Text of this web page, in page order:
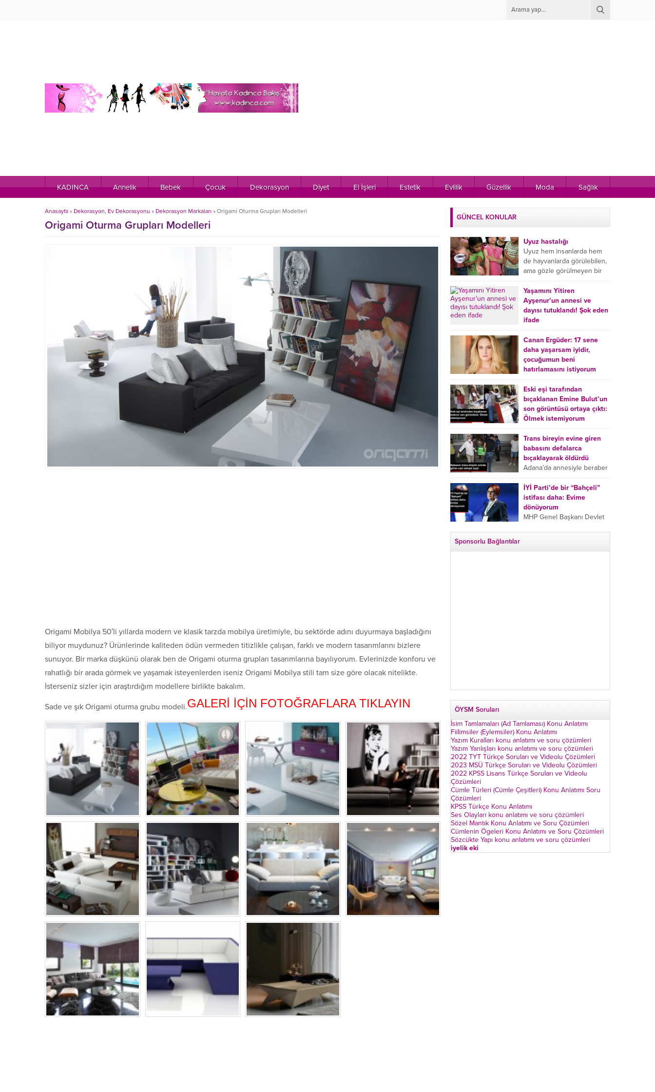
KADINCA Annelik Bebek Çocuk Dekorasyon Diyet El İşleri Estetik Evlilik Güzellik Moda Sağlık
Anasayfa » Dekorasyon, Ev Dekorasyonu » Dekorasyon Markaları » Origami Oturma Grupları Modelleri
Origami Oturma Grupları Modelleri
Origami Mobilya 50′li yıllarda modern ve klasik tarzda mobilya üretimiyle, bu sektörde adını duyurmaya başladığını
biliyor muydunuz? Ürünlerinde kaliteden ödün vermeden titizlikle çalışan, farklı ve modern tasarımlarını bizlere
sunuyor. Bir marka düşkünü olarak ben de Origami oturma grupları tasarımlarına bayılıyorum. Evlerinizde konforu ve
rahatlığı bir arada görmek ve yaşamak isteyenlerden iseniz Origami Mobilya stili tam size göre olacak nitelikte.
İsterseniz sizler için araştırdığım modellere birlikte bakalım.
Sade ve şık Origami oturma grubu modeli.GALERİ İÇİN FOTOĞRAFLARA TIKLAYIN
GÜNCEL KONULAR
Uyuz hastalığı
Uyuz hem insanlarda hem
de hayvanlarda görülebilen,
ama gözle görülmeyen bir
tür mikroplu böcek
hastalığıdır. Uyuz hastalığı
(Urticaria), deride veya...
Yaşamını Yitiren
Ayşenur’un annesi ve
dayısı tutuklandı! Şok eden
ifade
Burdur’da yatağında ölü
bulunan Ayşenur Kazık’ın (2)
annesi Kader Karadeniz (23)
ile dayısı Hızır Tunç
Çetinkaya (19) tutuklandı.
Çetinkaya, ifadesinde...
Canan Ergüder: 17 sene
daha yaşarsam iyidir,
çocuğumun beni
hatırlamasını istiyorum
Kanser tedavisi gören ünlü
oyuncu Canan Ergüder,
hastalık sürecini anlattı:
Meme kanserine yakalanan
ünlü oyuncu Canan Ergüder
aklıma ilk ölümün...
Eski eşi tarafından
bıçaklanan Emine Bulut’un
son görüntüsü ortaya çıktı:
Ölmek istemiyorum
Kırıkkale’de eski eşi
tarafından boğazından
bıçaklanan Emine Bulut’un
“Ben ölmek istemiyorum”
demesi ve yanında bulunan
10 yaşındaki kızının “Anne
lütfen...
Trans bireyin evine giren
babasını defalarca
bıçaklayarak öldürdü
Adana’da annesiyle beraber
takip ettiği babasının trans
bireyin evine girdiği gören
cani, babasını vücudunun
çeşitli yerlerinden
bıçaklayarak öldürdü.
İYİ Parti’de bir “Bahçeli”
istifası daha: Evime
dönüyorum
MHP Genel Başkanı Devlet
Sponsorlu Bağlantılar
ÖYSM Soruları
İsim Tamlamaları (Ad Tamlaması) Konu Anlatımı
Fiilimsiler (Eylemsiler) Konu Anlatımı
Yazım Kuralları konu anlatımı ve soru çözümleri
Yazım Yanlışları konu anlatımı ve soru çözümleri
2022 TYT Türkçe Soruları ve Videolu Çözümleri
2023 MSÜ Türkçe Soruları ve Videolu Çözümleri
2022 KPSS Lisans Türkçe Soruları ve Videolu
Çözümleri
Cümle Türleri (Cümle Çeşitleri) Konu Anlatımı Soru
Çözümleri
KPSS Türkçe Konu Anlatımı
Ses Olayları konu anlatımı ve soru çözümleri
Sözel Mantık Konu Anlatımı ve Soru Çözümleri
Cümlenin Ögeleri Konu Anlatımı ve Soru Çözümleri
Sözcükte Yapı konu anlatımı ve soru çözümleri
iyelik eki